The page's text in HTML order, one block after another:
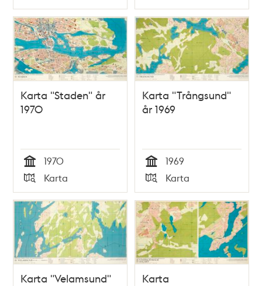
Typ
Typ
Karta "Staden" år
1970
Tid
1970
Typ
Karta
Karta "Trångsund"
år 1969
Tid
1969
Typ
Karta
Karta "Velamsund"
Karta